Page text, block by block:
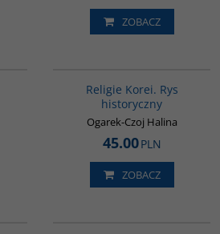
ZOBACZ
Religie Korei. Rys
historyczny
Ogarek-Czoj Halina
45.00PLN
ZOBACZ